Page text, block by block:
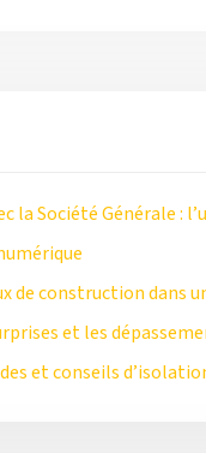
Société Générale :
construction dans
et les
et conseils